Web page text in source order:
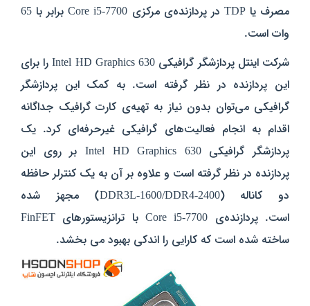
مصرف یا TDP در پردازنده‌ی مرکزی Core i5-7700 برابر با 65
وات است.
شرکت اینتل پردازشگر گرافیکی Intel HD Graphics 630 را برای
این پردازنده در نظر گرفته است. به کمک این پردازشگر
گرافیکی می‌توان بدون نیاز به تهیه‌ی کارت گرافیک جداگانه
اقدام به انجام فعالیت‌های گرافیکی غیرحرفه‌ای کرد. یک
پردازشگر گرافیکی Intel HD Graphics 630 بر روی این
پردازنده در نظر گرفته است و علاوه بر آن به یک کنترلر حافظه
دو کاناله (DDR3L-1600/DDR4-2400) مجهز شده
است. پردازنده‌ی Core i5-7700 با ترانزیستورهای FinFET
ساخته شده است که کارایی را اندکی بهبود می بخشد.